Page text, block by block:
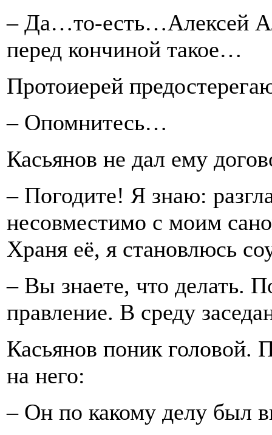
– Да…то-есть…Алексей
перед кончиной такое…
Протоиерей
– Опомнитесь…
Касьянов не дал ему
– Погодите! Я знаю:
несовместимо с моим
Храня её, я становлюсь
– Вы знаете, что делать.
правление. В среду
Касьянов поник головой.
на него:
– Он по какому делу был